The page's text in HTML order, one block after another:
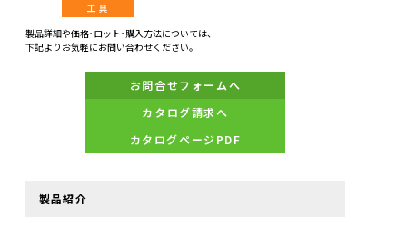
工具
製品詳細や価格･ロット･購入方法については、
下記よりお気軽にお問い合わせください。
お問合せフォームへ
カタログ請求へ
カタログページPDF
製品紹介